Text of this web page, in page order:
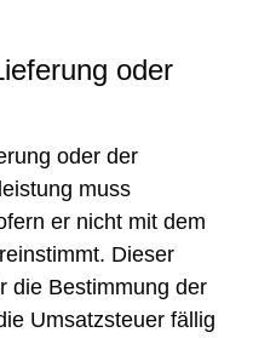
oder
oder der
muss
er nicht mit dem
Dieser
die Bestimmung der
Umsatzsteuer fällig